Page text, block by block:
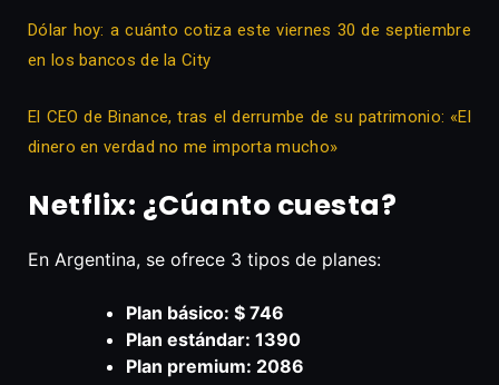
Dólar hoy: a cuánto cotiza este viernes 30 de septiembre
en los bancos de la City
El CEO de Binance, tras el derrumbe de su patrimonio: «El
dinero en verdad no me importa mucho»
Netflix: ¿Cúanto cuesta?
En Argentina, se ofrece 3 tipos de planes:
Plan básico: $ 746
Plan estándar: 1390
Plan premium: 2086